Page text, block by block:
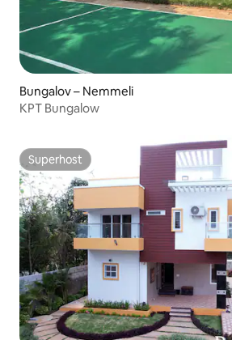
Bungalov – Nemmeli
KPT Bungalow
Superhost
Superhost